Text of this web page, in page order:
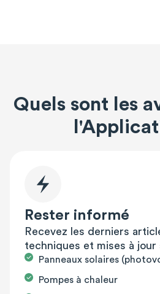
Quels sont les
Rester informé
Recevez les derniers
techniques et mises à jour
Panneaux solaires
Pompes à chaleur